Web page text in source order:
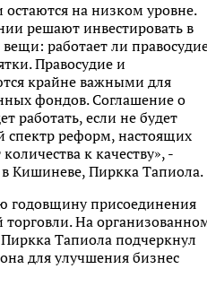
на низком уровне.
решают инвестировать в
работает ли
Правосудие и
крайне важными для
фондов. Соглашение о
работать, если не будет
спектр реформ, настоящих
к качеству», -
в Кишиневе, Пиркка Тапиола.
годовщину присоединения
На
Тапиола подчеркнул
для улучшения бизнес